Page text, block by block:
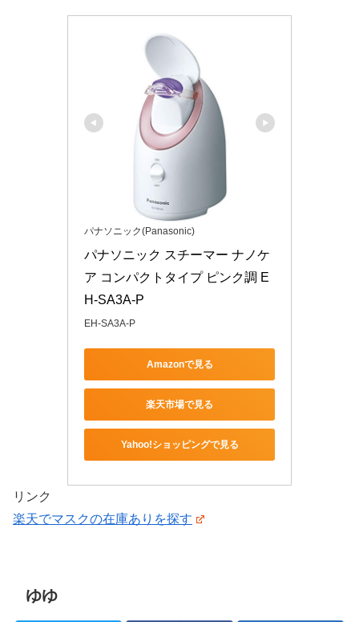
パナソニック(Panasonic)
パナソニック スチーマー ナノケ
ア コンパクトタイプ ピンク調 E
H-SA3A-P
EH-SA3A-P
Amazonで見る
楽天市場で見る
Yahoo!ショッピングで見る
リンク
楽天でマスクの在庫ありを探す
ゆゆ